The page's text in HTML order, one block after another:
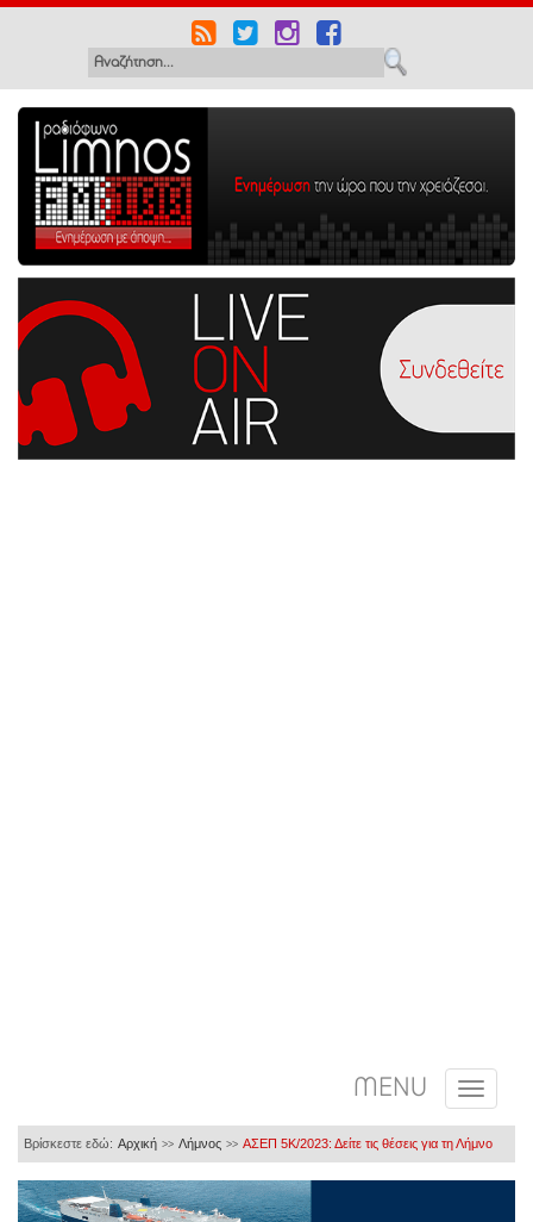
MENU
Βρίσκεστε εδώ: Αρχική >> Λήμνος >> ΑΣΕΠ 5Κ/2023: Δείτε τις θέσεις για τη Λήμνο